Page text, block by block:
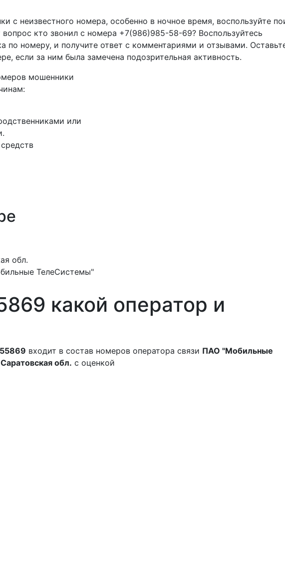
с неизвестного номера, особенно в ночное время, воспользуйте
вопрос кто звонил с номера +7(986)985-58-69? Воспользуйтесь
по номеру, и получите ответ с комментариями и отзывами.
если за ним была замечена подозрительная активность.
мошенники
или
обл.
ТелеСистемы"
какой оператор и
входит в состав номеров оператора связи ПАО "Мобильные
Саратовская обл. с оценкой